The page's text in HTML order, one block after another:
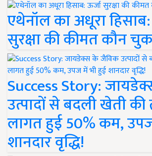
एथेनॉल का अधूरा
सुरक्षा की कीमत कौन
Success Story:
उत्पादों से बदली खेती की
लागत हुई 50% कम,
शानदार वृद्धि!